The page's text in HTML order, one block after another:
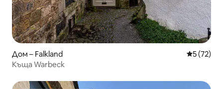
Дом – Falkland Средна
5 (72)
Къща Warbeck